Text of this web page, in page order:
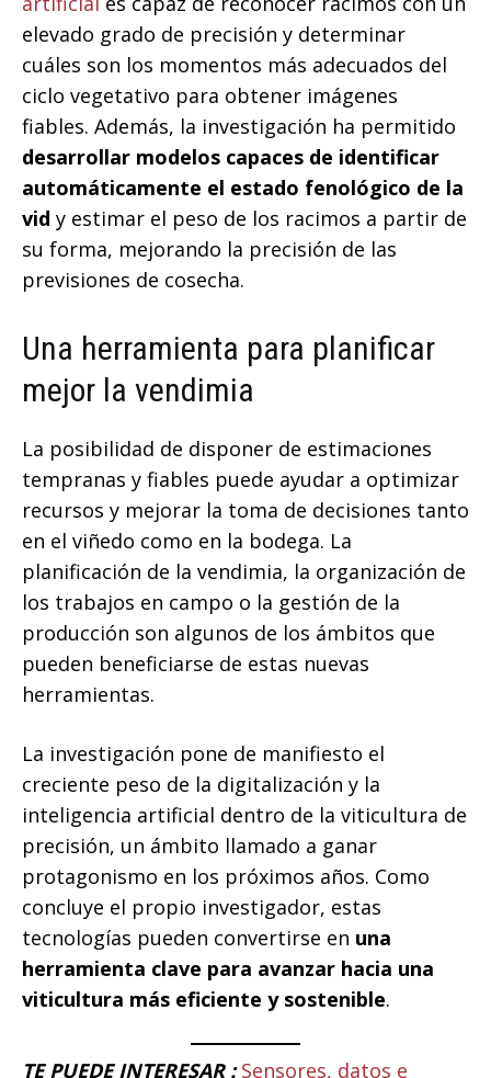
elevado grado de precisión y determinar
cuáles son los momentos más adecuados del
ciclo vegetativo para obtener imágenes
fiables. Además, la investigación ha permitido
desarrollar modelos capaces de identificar
automáticamente el estado fenológico de la
vid y estimar el peso de los racimos a partir de
su forma, mejorando la precisión de las
previsiones de cosecha.
Una herramienta para planificar
mejor la vendimia
La posibilidad de disponer de estimaciones
tempranas y fiables puede ayudar a optimizar
recursos y mejorar la toma de decisiones tanto
en el viñedo como en la bodega. La
planificación de la vendimia, la organización de
los trabajos en campo o la gestión de la
producción son algunos de los ámbitos que
pueden beneficiarse de estas nuevas
herramientas.
La investigación pone de manifiesto el
creciente peso de la digitalización y la
inteligencia artificial dentro de la viticultura de
precisión, un ámbito llamado a ganar
protagonismo en los próximos años. Como
concluye el propio investigador, estas
tecnologías pueden convertirse en una
herramienta clave para avanzar hacia una
viticultura más eficiente y sostenible.
TE PUEDE INTERESAR :Sensores, datos e